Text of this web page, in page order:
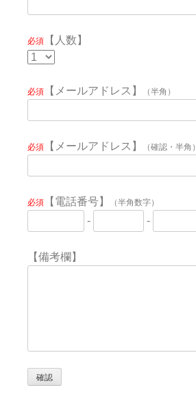
必須 【人数】
必須 【メールアドレス】 （半角）
必須 【メールアドレス】 （確認・半角）
必須 【電話番号】 （半角数字）
- -
【備考欄】